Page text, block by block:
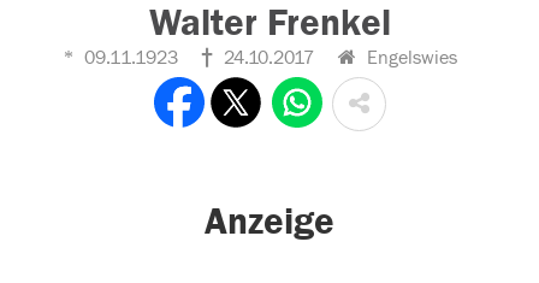
Walter Frenkel
09.11.1923 24.10.2017 Engelswies
Anzeige